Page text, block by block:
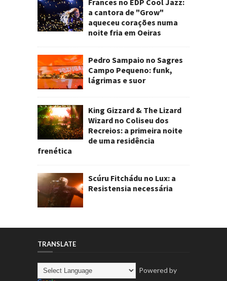
Frances no EDP Cool Jazz:
a cantora de "Grow"
aqueceu corações numa
noite fria em Oeiras
Pedro Sampaio no Sagres
Campo Pequeno: funk,
lágrimas e suor
King Gizzard & The Lizard
Wizard no Coliseu dos
Recreios: a primeira noite
de uma residência
frenética
Scúru Fitchádu no Lux: a
Resistensia necessária
TRANSLATE
Powered by